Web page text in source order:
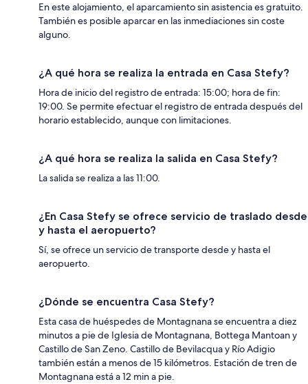
En este alojamiento, el aparcamiento sin asistencia es gratuito.
También es posible aparcar en las inmediaciones sin coste
alguno.
¿A qué hora se realiza la entrada en Casa Stefy?
Hora de inicio del registro de entrada: 15:00; hora de fin:
19:00. Se permite efectuar el registro de entrada después del
horario establecido, aunque con limitaciones.
¿A qué hora se realiza la salida en Casa Stefy?
La salida se realiza a las 11:00.
¿En Casa Stefy se ofrece servicio de traslado desde
y hasta el aeropuerto?
Sí, se ofrece un servicio de transporte desde y hasta el
aeropuerto.
¿Dónde se encuentra Casa Stefy?
Esta casa de huéspedes de Montagnana se encuentra a diez
minutos a pie de Iglesia de Montagnana, Bottega Mantoan y
Castillo de San Zeno. Castillo de Bevilacqua y Río Adigio
también están a menos de 15 kilómetros. Estación de tren de
Montagnana está a 12 min a pie.